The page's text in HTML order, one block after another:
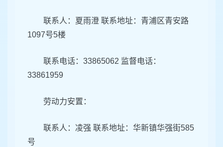
联系人：夏雨澄 联系地址：青浦区青安路
1097号5楼
联系电话：33865062 监督电话：
33861959
劳动力安置：
联系人：凌强 联系地址：华新镇华强街585
号